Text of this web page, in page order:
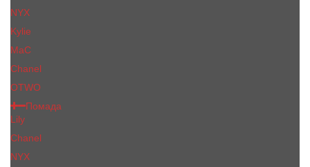
NYX
Kylie
MaC
Сhanеl
OTWO
Помада
Lily
Chanel
NYX